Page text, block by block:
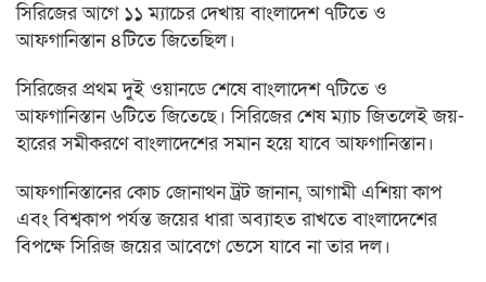
সিরিজের আগে ১১ ম্যাচের দেখায় বাংলাদেশ ৭টিতে ও
আফগানিস্তান ৪টিতে জিতেছিল।
সিরিজের প্রথম দুই ওয়ানডে শেষে বাংলাদেশ ৭টিতে ও
আফগানিস্তান ৬টিতে জিতেছে। সিরিজের শেষ ম্যাচ জিতলেই জয়-
হারের সমীকরণে বাংলাদেশের সমান হয়ে যাবে আফগানিস্তান।
আফগানিস্তানের কোচ জোনাথন ট্রট জানান, আগামী এশিয়া কাপ
এবং বিশ্বকাপ পর্যন্ত জয়ের ধারা অব্যাহত রাখতে বাংলাদেশের
বিপক্ষে সিরিজ জয়ের আবেগে ভেসে যাবে না তার দল।